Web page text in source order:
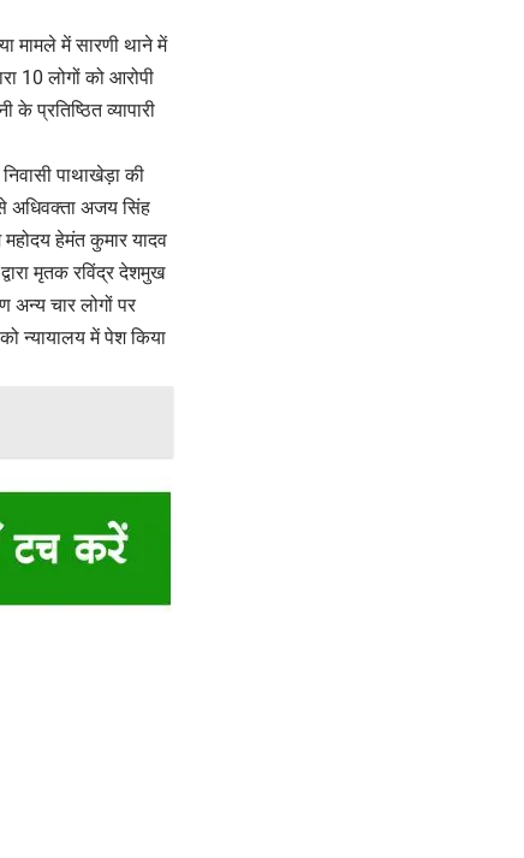
मामले में सारणी थाने में
10 लोगों को आरोपी
के प्रतिष्ठित व्यापारी
पाथाखेड़ा की
अधिवक्ता अजय सिंह
हेमंत कुमार यादव
मृतक रविंद्र देशमुख
अन्य चार लोगों पर
न्यायालय में पेश किया